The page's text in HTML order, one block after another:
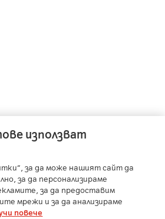
- A1 Serbia - A1 Belarus
A1 Macedonia - A1 Slovenia
- Member of A1 Group
използват
за да може нашият сайт да
за да персонализираме
за да предоставим
мрежи и за да анализираме
повече